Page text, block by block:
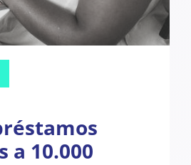
a 10.000